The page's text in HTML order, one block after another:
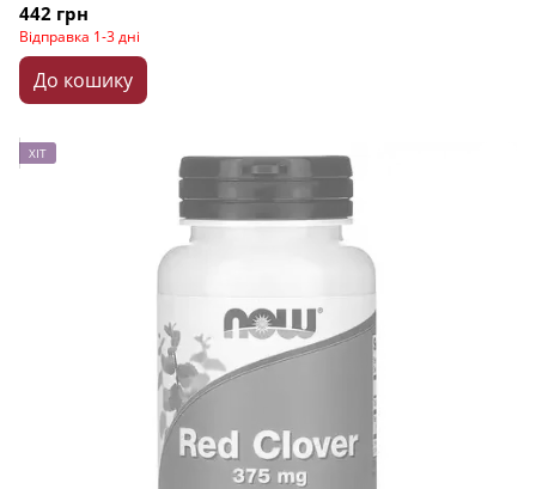
442 грн
Відправка 1-3 дні
До кошику
ХІТ